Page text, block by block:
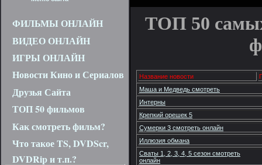
ФИЛЬМЫ ОНЛАЙН
ВИДЕО ОНЛАЙН
ИГРЫ ОНЛАЙН
Новости Кино и Сериалов
Друзья Сайта
ТОП 50 фильмов
Как смотреть фильм?
Что такое TS, DVDScr,
DVDRip и т.п.?
ТОП 50
Название новости
Маша и Медведь смотреть
Интерны
Крепкий орешек 5
Сумерки 3 смотреть онлайн
Иллюзия обмана
Сваты 1, 2, 3, 4, 5 сезон смотреть
онлайн